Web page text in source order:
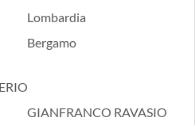
Lombardia
Bergamo
GIANFRANCO RAVASIO